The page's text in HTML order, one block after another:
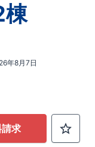
棟
年8月7日
求